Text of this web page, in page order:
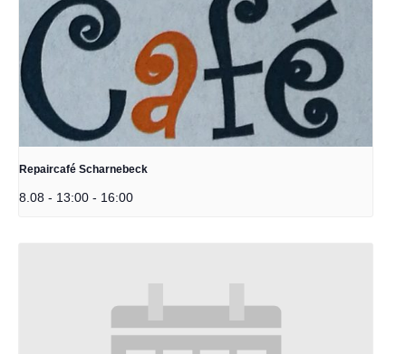
Repaircafé Scharnebeck
8.08 - 13:00 - 16:00